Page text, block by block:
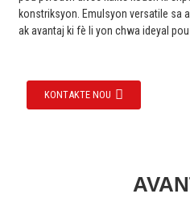
konstriksyon. Emulsyon versatile sa
ak avantaj ki fè li yon chwa ideyal
KONTAKTE NOU